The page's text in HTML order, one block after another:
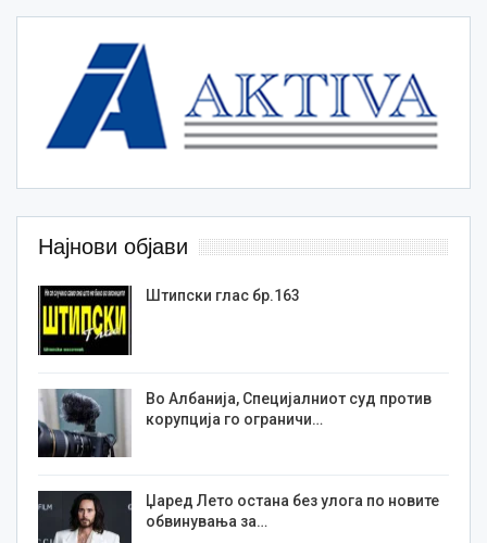
Најнови објави
Штипски глас бр.163
Во Албанија, Специјалниот суд против
корупција го ограничи…
Џаред Лето остана без улога по новите
обвинувања за…